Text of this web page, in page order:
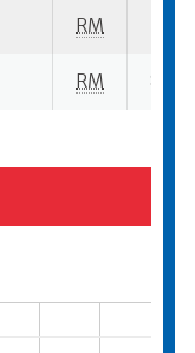
RM
RM 8